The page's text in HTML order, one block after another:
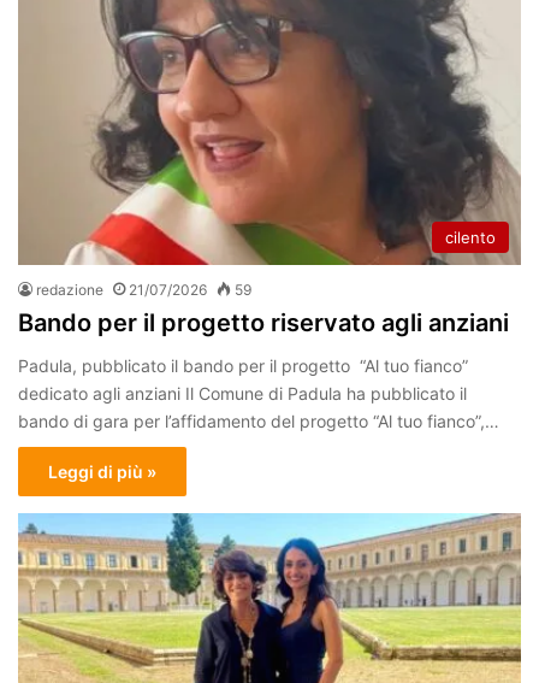
cilento
redazione 21/07/2026 59
Bando per il progetto riservato agli anziani
Padula, pubblicato il bando per il progetto “Al tuo fianco”
dedicato agli anziani Il Comune di Padula ha pubblicato il
bando di gara per l’affidamento del progetto “Al tuo fianco”,…
Leggi di più »